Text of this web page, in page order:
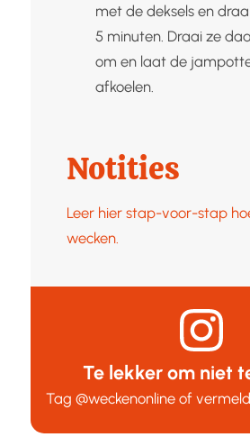
met de deksels en
5 minuten. Draai ze
om en laat de
afkoelen.
Notities
Leer hier stap-voor-stap
wecken.
Te lekker om niet
Tag@weckenonline of